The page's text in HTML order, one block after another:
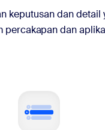
keputusan dan detail
percakapan dan